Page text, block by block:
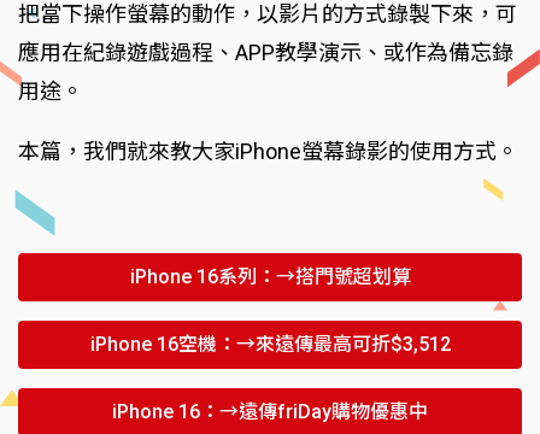
把當下操作螢幕的動作，以影片的方式錄製下來，可
應用在紀錄遊戲過程、APP教學演示、或作為備忘錄
用途。
本篇，我們就來教大家iPhone螢幕錄影的使用方式。
iPhone 16系列：→搭門號超划算
iPhone 16空機：→來遠傳最高可折$3,512
iPhone 16：→遠傳friDay購物優惠中